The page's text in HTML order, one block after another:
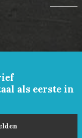
als eerste in